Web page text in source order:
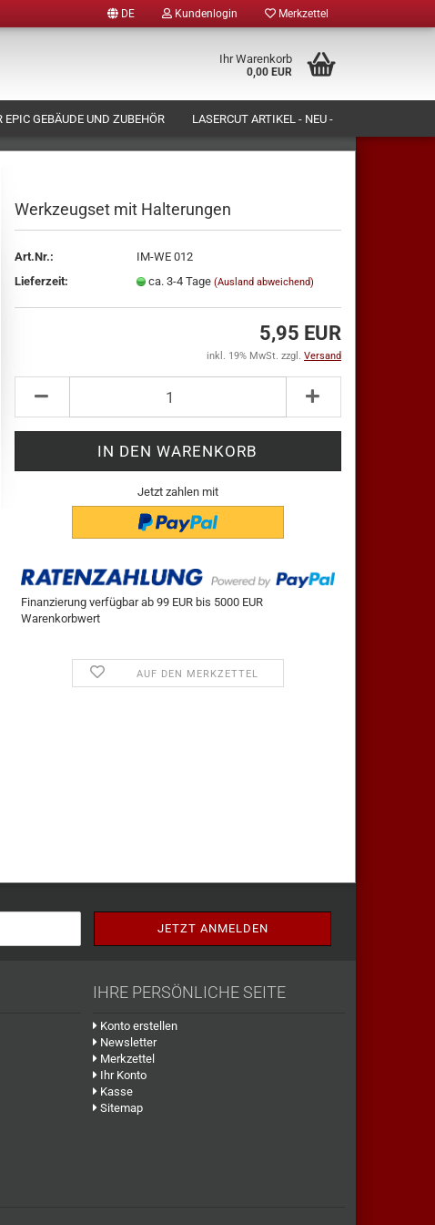
DE Kundenlogin
erstellen
Merkzettel
Ihr Warenkorb
0,00 EUR
GEBÄUDE UND ZUBEHÖR LASERCUT ARTIKEL - NEU -
LASSEN) FORMENBAU UND PRODUKTION
Werkzeugset mit Halterungen
Art.Nr.:
IM-WE 012
Lieferzeit:
ca. 3-4 Tage(Ausland abweichend)
5,95 EUR
inkl. 19% MwSt. zzgl. Versand
Jetzt zahlen mit
Finanzierung verfügbar ab 99 EUR bis 5000 EUR
Warenkorbwert
AUF DEN MERKZETTEL
IHRE PERSÖNLICHE SEITE
Konto erstellen
Newsletter
Merkzettel
Ihr Konto
Kasse
Sitemap